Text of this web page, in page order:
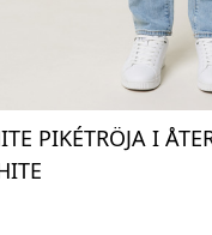
PIKÉTRÖJA I